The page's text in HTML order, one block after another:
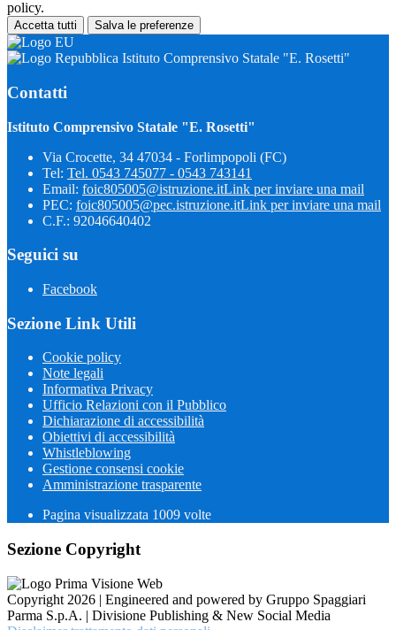
policy.
Accetta tutti Salva le preferenze
Istituto Comprensivo Statale "E. Rosetti"
Contatti
Istituto Comprensivo Statale "E. Rosetti"
Via Crocette, 34 47034 - Forlimpopoli (FC)
Tel: Tel. 0543 745077 - 0543 743141
Email: foic805005@istruzione.itLink per inviare una mail
PEC: foic805005@pec.istruzione.itLink per inviare una mail
C.F.: 92046640402
Seguici su
Facebook
Sezione Link Utili
Cookie policy
Note legali
Informativa Privacy
Ufficio Relazioni con il Pubblico
Dichiarazione di accessibilità
Obiettivi di accessibilità
Whistleblowing
Gestione consensi cookie
Amministrazione trasparente
Pagina visualizzata 1009 volte
Sezione Copyright
Copyright 2026 | Engineered and powered by Gruppo Spaggiari
Parma S.p.A. | Divisione Publishing & New Social Media